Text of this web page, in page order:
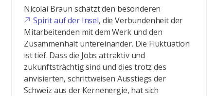
Nicolai Braun schätzt den besonderen
Spirit auf der Insel, die Verbundenheit der
Mitarbeitenden mit dem Werk und den
Zusammenhalt untereinander. Die Fluktuation
ist tief. Dass die Jobs attraktiv und
zukunftsträchtig sind und dies trotz des
anvisierten, schrittweisen Ausstiegs der
Schweiz aus der Kernenergie, hat sich